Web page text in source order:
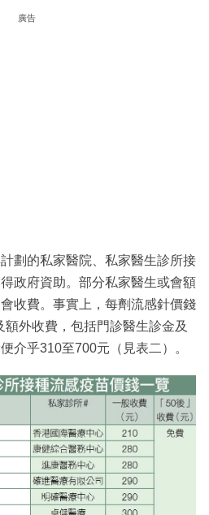
廣告
劃的私家醫院、私家醫生診所接
政府資助。部分私家醫生或會額
收費。事實上，每劑流感針價錢
外收費，包括門診醫生診金及
介乎310至700元（見表二）。